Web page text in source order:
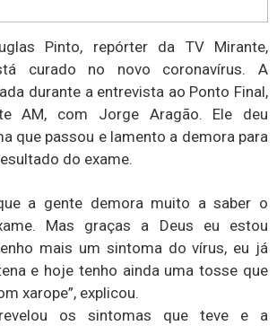
Pinto, repórter da TV Mirante,
curado no novo coronavírus. A
durante a entrevista ao Ponto Final,
AM, com Jorge Aragão. Ele deu
que passou e lamento a demora para
do exame.
a gente demora muito a saber o
Mas graças a Deus eu estou
mais um sintoma do vírus, eu já
e hoje tenho ainda uma tosse que
xarope”, explicou.
os sintomas que teve e a